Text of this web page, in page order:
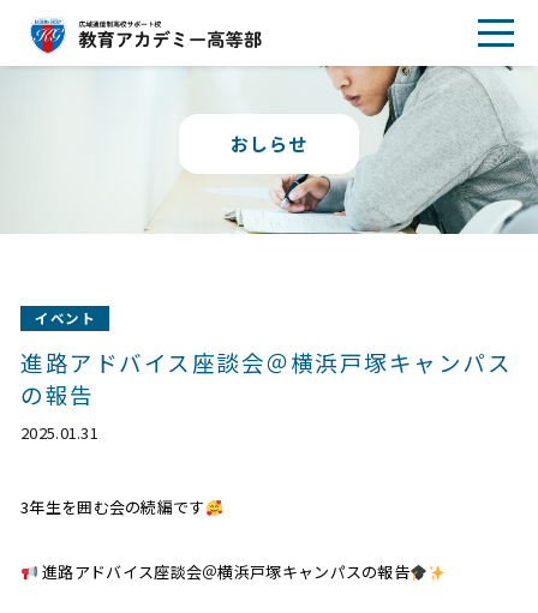
おしらせ
イベント
進路アドバイス座談会＠横浜戸塚キャンパス
の報告
2025.01.31
3年生を囲む会の続編です
進路アドバイス座談会＠横浜戸塚キャンパスの報告